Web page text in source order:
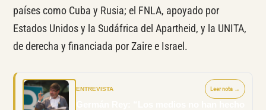
países como Cuba y Rusia; el FNLA, apoyado por
Estados Unidos y la Sudáfrica del Apartheid, y la UNITA,
de derecha y financiada por Zaire e Israel.
ENTREVISTA Leer nota →